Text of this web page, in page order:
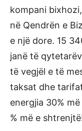
kompani
në Qendrën e
e një dore. 15
janë të
të vegjël e të
taksat dhe
energjia 30%
% më e